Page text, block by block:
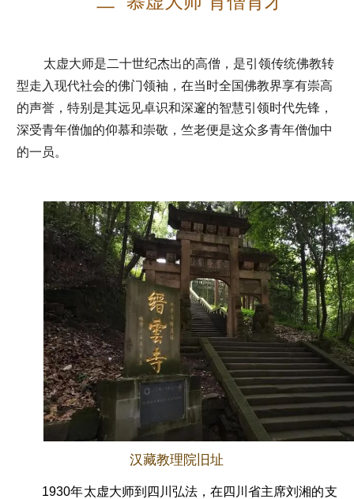
太虚大师是二十世纪杰出的高僧，是引领传统佛教转
型走入现代社会的佛门领袖，在当时全国佛教界享有崇高
的声誉，特别是其远见卓识和深邃的智慧引领时代先锋，
深受青年僧伽的仰慕和崇敬，竺老便是这众多青年僧伽中
的一员。
汉藏教理院旧址
1930年太虚大师到四川弘法，在四川省主席刘湘的支